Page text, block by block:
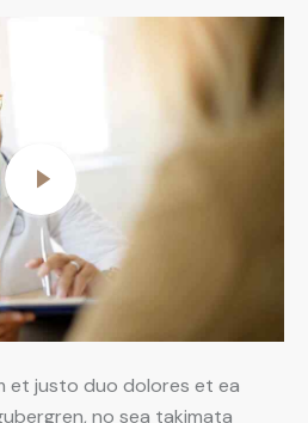
et justo duo dolores et ea
no sea takimata